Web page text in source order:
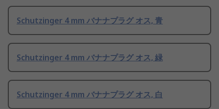
Schutzinger 4 mm バナナプラグ オス, 青
Schutzinger 4 mm バナナプラグ オス, 緑
Schutzinger 4 mm バナナプラグ オス, 白